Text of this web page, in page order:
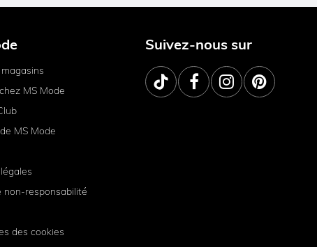
MS Mode
MS Mode
non-responsabilité
des cookies
Suivez-nous sur